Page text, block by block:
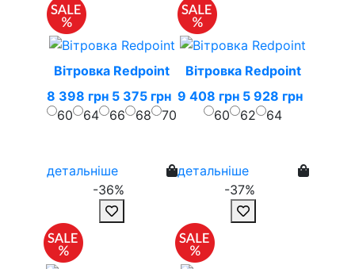
Вітровка Redpoint
8 398 грн 5 375 грн
60
64 66 68 70
детальніше
-36%
Вітровка Redpoint
9 408 грн 5 928 грн
60
62 64
детальніше
-37%